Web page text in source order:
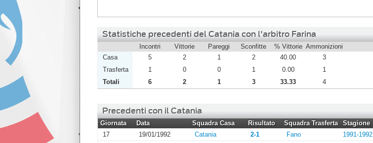
Statistiche precedenti del Catania con l'arbitro Farina
Incontri Vittorie Pareggi Sconfitte % Vittorie Ammonizioni
Casa
5 2 1 2 40.00
3
Trasferta
1 0 0 1 0.00
1
Totali
6 2 1 3 33.33 4
Precedenti con il Catania
Giornata Data Squadra Casa Risultato Squadra Trasferta
Stagione
17
19/01/1992 Catania 2-1 Fano
1991-1992